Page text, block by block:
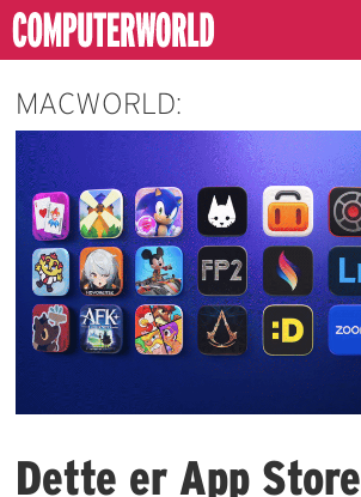
MACWORLD:
Dette er App Store